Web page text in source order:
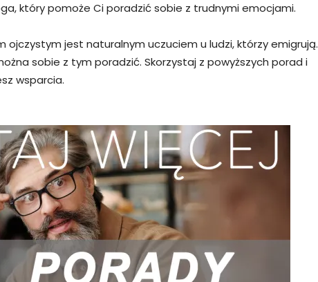
który pomoże Ci poradzić sobie z trudnymi emocjami.
ojczystym jest naturalnym uczuciem u ludzi, którzy emigrują.
sobie z tym poradzić. Skorzystaj z powyższych porad i
wsparcia.